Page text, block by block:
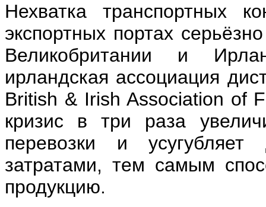
Нехватка транспортных
экспортных портах
Великобритании и
ирландская ассоциация
British & Irish Association of
кризис в три раза
перевозки и
затратами, тем самым
продукцию.